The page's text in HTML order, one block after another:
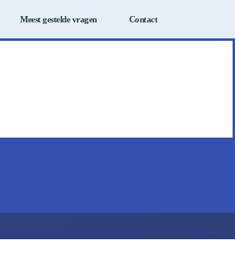
Meest gestelde vragen Contact